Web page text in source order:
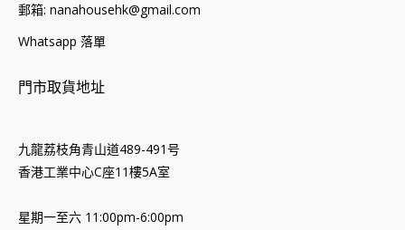
郵箱: nanahousehk@gmail.com
Whatsapp 落單
門市取貨地址
九龍荔枝角青山道489-491号
香港工業中心C座11樓5A室
星期一至六 11:00pm-6:00pm